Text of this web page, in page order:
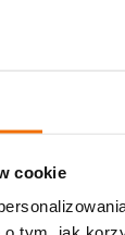
cookie